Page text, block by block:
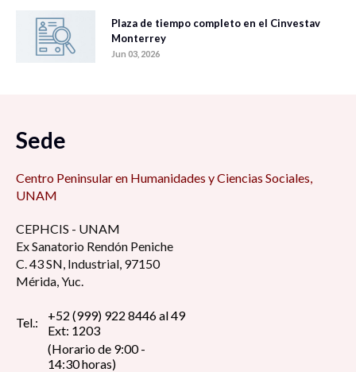
Plaza de tiempo completo en el Cinvestav
Monterrey
Jun 03, 2026
Sede
Centro Peninsular en Humanidades y Ciencias Sociales,
UNAM
CEPHCIS - UNAM
Ex Sanatorio Rendón Peniche
C. 43 SN, Industrial, 97150
Mérida, Yuc.
Tel.:
+52 (999) 922 8446 al 49
Ext: 1203
(Horario de 9:00 -
14:30 horas)